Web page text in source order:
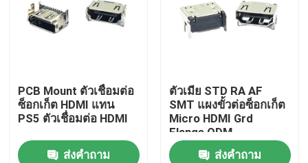
ผลิตภัณฑ์
ขั้วต่อ USB DIP
PCB Mount ตัวเชื่อมต่อ
ซ็อกเก็ต HDMI แทน
PS5 ตัวเชื่อมต่อ HDMI
ส่งคำถาม
ตัวเมีย STD RA AF
SMT แผงขั้วต่อซ็อกเก็ต
Micro HDMI Grd
Flange ODM
ส่งคำถาม